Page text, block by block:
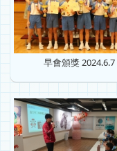
早會頒獎 2024.6.7